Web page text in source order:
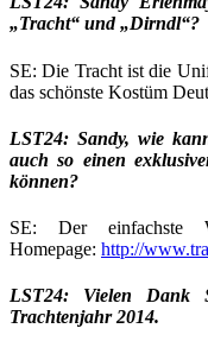
„Tracht“ und „Dirndl“?
SE: Die Tracht ist die
das schönste Kostüm
LST24: Sandy, wie
auch so einen
können?
SE: Der
Homepage: http://
LST24: Vielen Dank
Trachtenjahr 2014.